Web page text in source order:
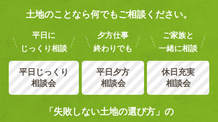
土地のことなら何でもご相談ください。
平日に
じっくり相談
平日じっくり
相談会
夕方仕事
終わりでも
平日夕方
相談会
ご家族と
一緒に相談
休日充実
相談会
「失敗しない土地の選び方」の